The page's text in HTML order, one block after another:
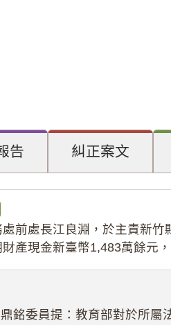
告 糾正案文
前處長江良淵，於主責新竹
產現金新臺幣1,483萬餘元
銘委員提：教育部對於所屬